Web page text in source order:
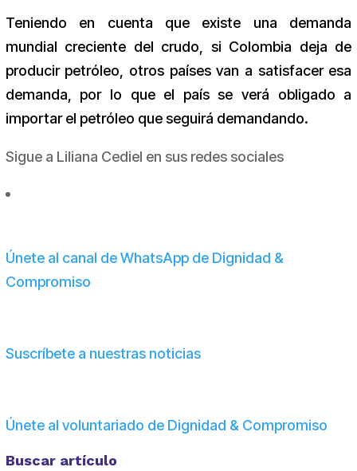
Teniendo en cuenta que existe una demanda
mundial creciente del crudo, si Colombia deja de
producir petróleo, otros países van a satisfacer esa
demanda, por lo que el país se verá obligado a
importar el petróleo que seguirá demandando.
Sigue a Liliana Cediel en sus redes sociales
Únete al canal de WhatsApp de Dignidad &
Compromiso
Suscríbete a nuestras noticias
Únete al voluntariado de Dignidad & Compromiso
Buscar artículo